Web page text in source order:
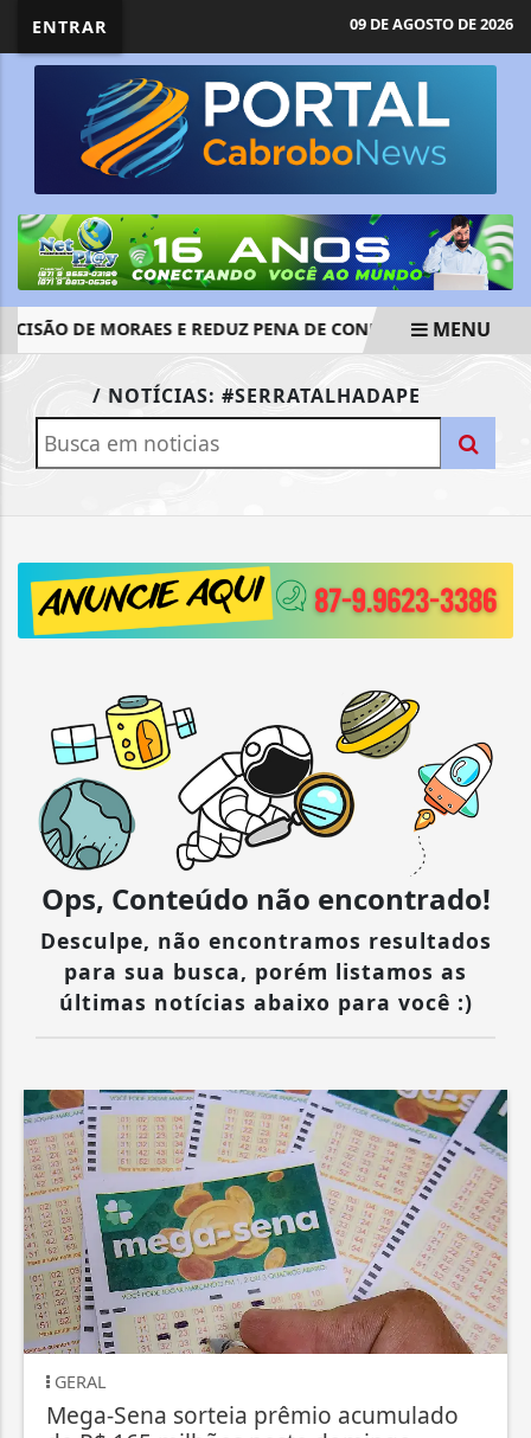
ENTRAR 09 DE AGOSTO DE 2026
DE MORAES E REDUZ PENA DE CONDENADA POR 8 DE
MENU
/ NOTÍCIAS: #SERRATALHADAPE
Ops, Conteúdo não encontrado!
Desculpe, não encontramos resultados
para sua busca, porém listamos as
últimas notícias abaixo para você :)
GERAL
Mega-Sena sorteia prêmio acumulado